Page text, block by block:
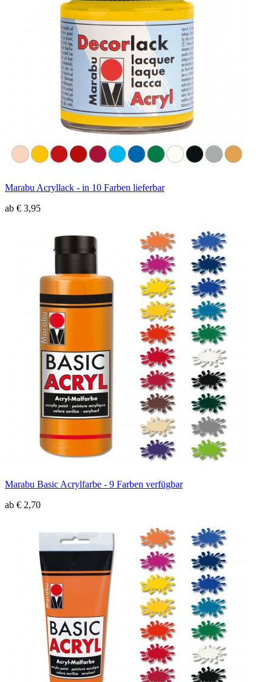
Marabu Acryllack - in 10 Farben lieferbar
ab € 3,95
Marabu Basic Acrylfarbe - 9 Farben verfügbar
ab € 2,70